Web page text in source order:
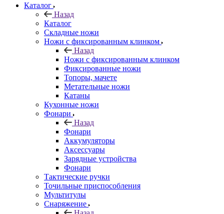
Каталог
Назад
Каталог
Складные ножи
Ножи с фиксированным клинком
Назад
Ножи с фиксированным клинком
Фиксированные ножи
Топоры, мачете
Метательные ножи
Катаны
Кухонные ножи
Фонари
Назад
Фонари
Аккумуляторы
Аксессуары
Зарядные устройства
Фонари
Тактические ручки
Точильные приспособления
Мультитулы
Снаряжение